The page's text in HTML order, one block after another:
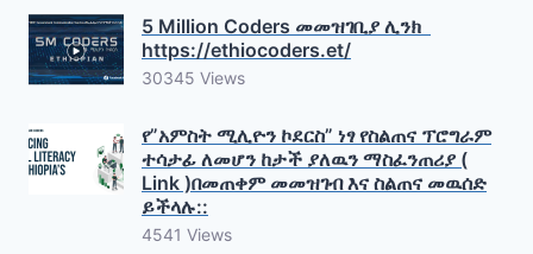
5 Million Coders መመዝገቢያ ሊንክ
https://ethiocoders.et/
30345 Views
የ”አምስት ሚሊዮን ኮደርስ” ነፃ የስልጠና ፕሮግራም
ተሳታፊ ለመሆን ከታች ያለዉን ማስፈንጠሪያ (
Link )በመጠቀም መመዝገብ እና ስልጠና መዉሰድ
ይችላሉ::
4541 Views